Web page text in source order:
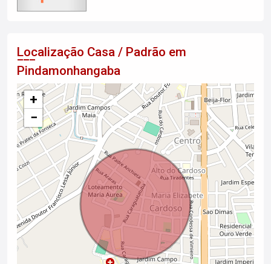
Localização Casa / Padrão em
Pindamonhangaba
+
−